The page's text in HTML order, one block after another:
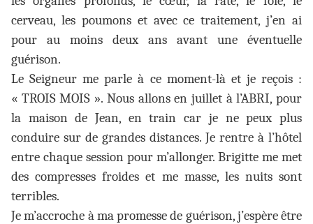
cerveau, les poumons et avec ce traitement, j’en ai
pour au moins deux ans avant une éventuelle
guérison.
Le Seigneur me parle à ce moment-là et je reçois :
« TROIS MOIS ». Nous allons en juillet à l’ABRI, pour
la maison de Jean, en train car je ne peux plus
conduire sur de grandes distances. Je rentre à l’hôtel
entre chaque session pour m’allonger. Brigitte me met
des compresses froides et me masse, les nuits sont
terribles.
Je m’accroche à ma promesse de guérison, j’espère être